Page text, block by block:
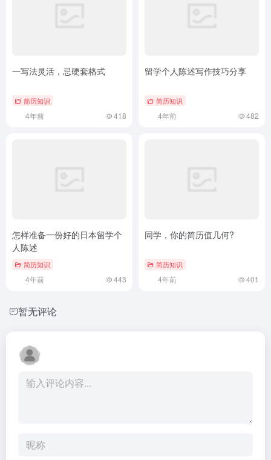
一写法灵活，忌硬套格式
简历知识
4年前 418
留学个人陈述写作技巧分享
简历知识
4年前 482
怎样准备一份好的日本留学个
人陈述
简历知识
4年前 443
同学，你的简历值几何?
简历知识
4年前 401
暂无评论